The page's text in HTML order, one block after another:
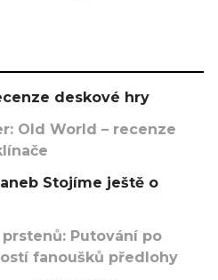
deskové hry
Old World – recenze
Stojíme ještě o
Putování po
fanoušků předlohy